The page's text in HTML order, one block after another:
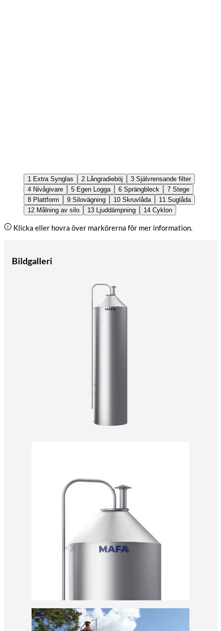
1 Extra Synglas 2 Långradieböj 3 Självrensande filter
4 Nivågivare 5 Egen Logga 6 Sprängbleck 7 Stege
8 Plattform 9 Silovägning 10 Skruvlåda 11 Suglåda
12 Målning av silo 13 Ljuddämpning 14 Cyklon
Klicka eller hovra över markörerna för mer information.
Bildgalleri